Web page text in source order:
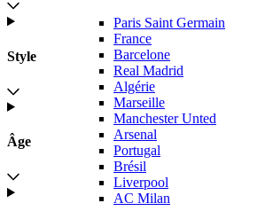
Paris Saint Germain
France
Barcelone
Real Madrid
Algérie
Marseille
Manchester Unted
Arsenal
Portugal
Brésil
Liverpool
AC Milan
Style
Âge